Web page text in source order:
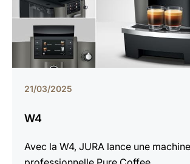
21/03/2025
W4
Avec la W4, JURA lance une